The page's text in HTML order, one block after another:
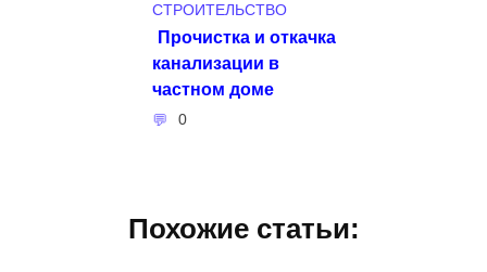
СТРОИТЕЛЬСТВО
Прочистка и откачка
канализации в
частном доме
0
Похожие статьи: